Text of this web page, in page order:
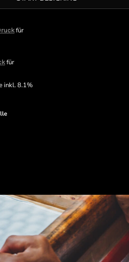
für
für
inkl. 8.1%